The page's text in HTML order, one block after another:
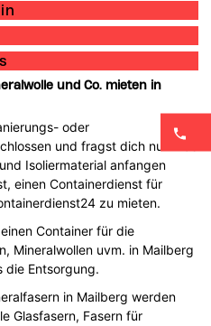
und Co. mieten in
oder
und fragst dich nun was
Isoliermaterial anfangen
einen Containerdienst für
zu mieten.
Container für die
Mineralwollen uvm. in Mailberg
die Entsorgung.
in Mailberg werden
Glasfasern, Fasern für